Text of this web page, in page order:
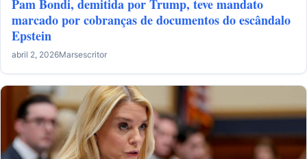
Pam Bondi, demitida por Trump, teve mandato
marcado por cobranças de documentos do escândalo
Epstein
abril 2, 2026Marsescritor